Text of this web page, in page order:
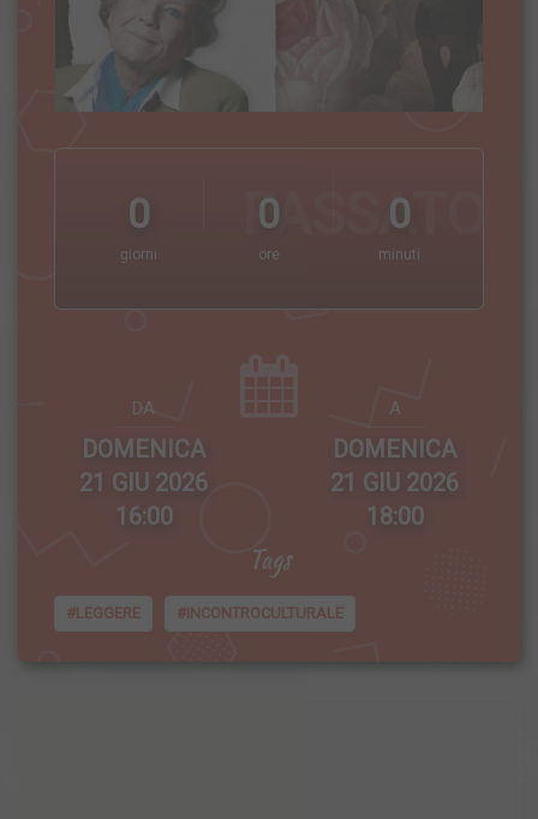
0
giorni
0
ore
0
minuti
PASSATO
DA
DOMENICA
21 GIU 2026
16:00
A
DOMENICA
21 GIU 2026
18:00
Tags
#LEGGERE #INCONTROCULTURALE